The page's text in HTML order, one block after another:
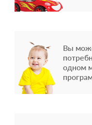
Вы
одном